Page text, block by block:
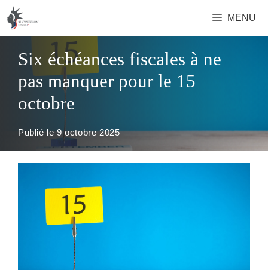
Aller
au
contenu
MENU
Six échéances fiscales à ne
pas manquer pour le 15
octobre
Publié le 9 octobre 2025